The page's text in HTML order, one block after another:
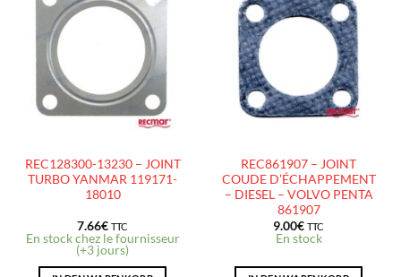
AJOUTER
À LA
LISTE
D’ENVIES
REC128300-13230 – JOINT
TURBO YANMAR 119171-
18010
7.66€ TTC
En stock chez le fournisseur
(+3 jours)
AJOUTER
À LA
LISTE
D’ENVIES
REC861907 – JOINT
COUDE D’ÉCHAPPEMENT
– DIESEL – VOLVO PENTA
861907
9.00€ TTC
En stock